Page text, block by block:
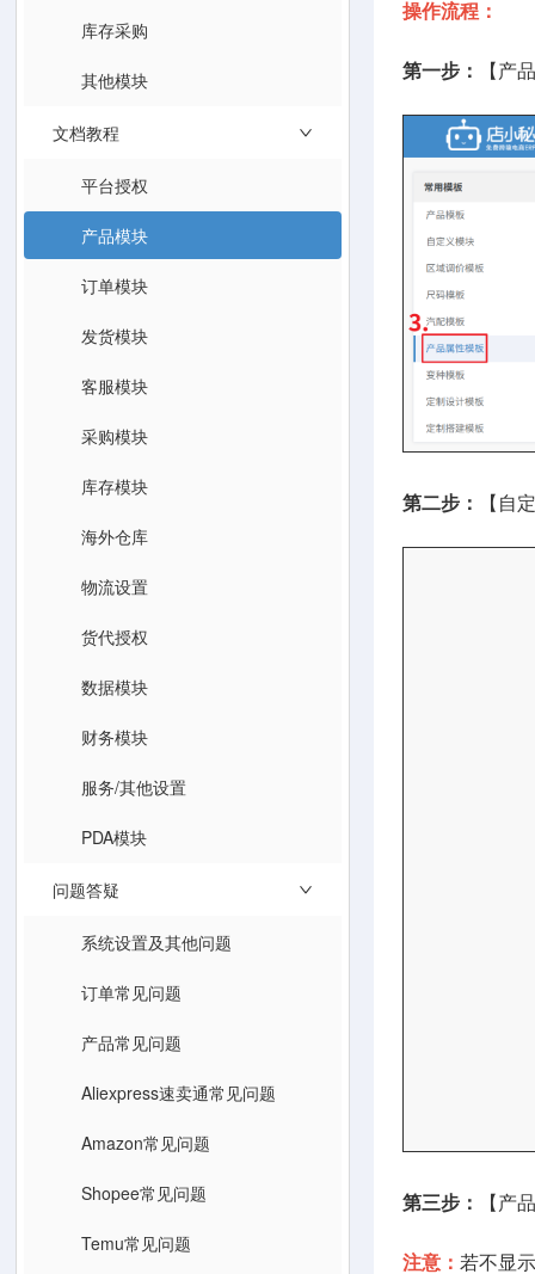
库存采购
其他模块
文档教程
平台授权
产品模块
订单模块
发货模块
客服模块
采购模块
库存模块
海外仓库
物流设置
货代授权
数据模块
财务模块
服务/其他设置
PDA模块
问题答疑
系统设置及其他问题
订单常见问题
产品常见问题
Aliexpress速卖通常见问题
Amazon常见问题
Shopee常见问题
Temu常见问题
操作流程：
第一步： 【产
第二步： 【自
第三步： 【产
注意： 若不显